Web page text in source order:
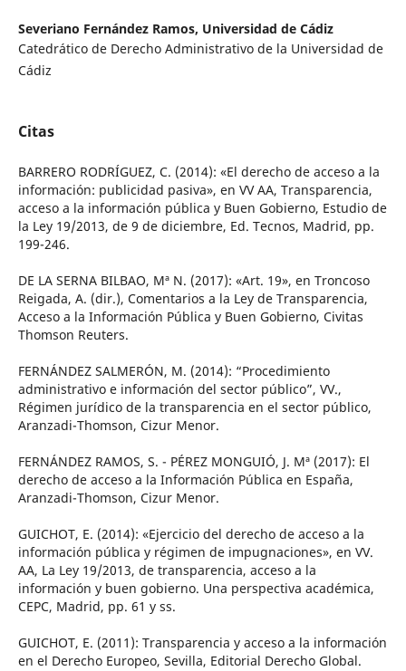
Severiano Fernández Ramos, Universidad de Cádiz
Catedrático de Derecho Administrativo de la Universidad de
Cádiz
Citas
BARRERO RODRÍGUEZ, C. (2014): «El derecho de acceso a la
información: publicidad pasiva», en VV AA, Transparencia,
acceso a la información pública y Buen Gobierno, Estudio de
la Ley 19/2013, de 9 de diciembre, Ed. Tecnos, Madrid, pp.
199-246.
DE LA SERNA BILBAO, Mª N. (2017): «Art. 19», en Troncoso
Reigada, A. (dir.), Comentarios a la Ley de Transparencia,
Acceso a la Información Pública y Buen Gobierno, Civitas
Thomson Reuters.
FERNÁNDEZ SALMERÓN, M. (2014): “Procedimiento
administrativo e información del sector público”, VV.,
Régimen jurídico de la transparencia en el sector público,
Aranzadi-Thomson, Cizur Menor.
FERNÁNDEZ RAMOS, S. - PÉREZ MONGUIÓ, J. Mª (2017): El
derecho de acceso a la Información Pública en España,
Aranzadi-Thomson, Cizur Menor.
GUICHOT, E. (2014): «Ejercicio del derecho de acceso a la
información pública y régimen de impugnaciones», en VV.
AA, La Ley 19/2013, de transparencia, acceso a la
información y buen gobierno. Una perspectiva académica,
CEPC, Madrid, pp. 61 y ss.
GUICHOT, E. (2011): Transparencia y acceso a la información
en el Derecho Europeo, Sevilla, Editorial Derecho Global.